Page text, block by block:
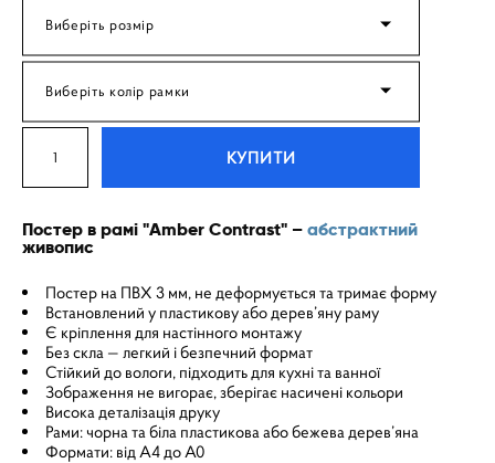
Виберіть розмір
Виберіть колір рамки
КУПИТИ
Постер в рамі "Amber Contrast" – абстрактний
живопис
Постер на ПВХ 3 мм, не деформується та тримає форму
Встановлений у пластикову або дерев’яну раму
Є кріплення для настінного монтажу
Без скла — легкий і безпечний формат
Стійкий до вологи, підходить для кухні та ванної
Зображення не вигорає, зберігає насичені кольори
Висока деталізація друку
Рами: чорна та біла пластикова або бежева дерев’яна
Формати: від A4 до A0